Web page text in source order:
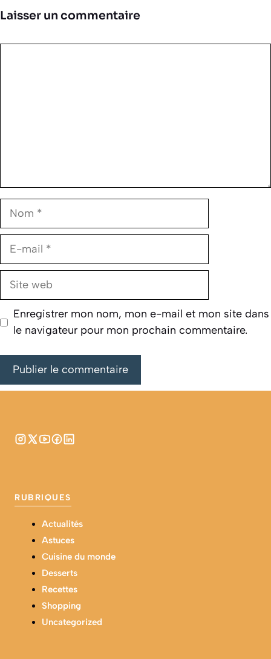
Laisser un commentaire
Nom
E-
Site
Enregistrer mon nom, mon e-mail et mon site dans
le navigateur pour mon prochain commentaire.
RUBRIQUES
Actualités
Astuces
Cuisine du monde
Desserts
Recettes
Shopping
Uncategorized